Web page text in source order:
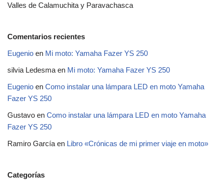
Valles de Calamuchita y Paravachasca
Comentarios recientes
Eugenio en Mi moto: Yamaha Fazer YS 250
silvia Ledesma en Mi moto: Yamaha Fazer YS 250
Eugenio en Como instalar una lámpara LED en moto Yamaha
Fazer YS 250
Gustavo en Como instalar una lámpara LED en moto Yamaha
Fazer YS 250
Ramiro García en Libro «Crónicas de mi primer viaje en moto»
Categorías